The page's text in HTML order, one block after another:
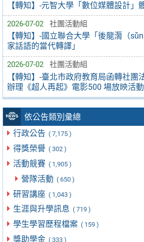
【轉知】-元智大學「數位媒體設計」
2026-07-02 社團活動組
【轉知】-國立聯合大學「後龍漘（
家話語的當代轉譯」
2026-07-02 社團活動組
【轉知】-臺北市政府教育局函轉社團
辦理《超人再起》電影500 場放映活
依公告類別彙總
行政公告 ( 7,175 )
得獎榮譽 ( 302 )
活動競賽 ( 1,905 )
營隊活動 ( 650 )
研習講座 ( 1,043 )
生涯與升學訊息 ( 719 )
學生學習歷程檔案 ( 159 )
獎助學金 ( 333 )